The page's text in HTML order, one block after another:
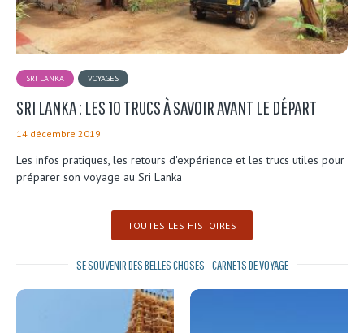
SRI LANKA VOYAGES
SRI LANKA : LES 10 TRUCS À SAVOIR AVANT LE DÉPART
14 décembre 2019
Les infos pratiques, les retours d'expérience et les trucs utiles pour
préparer son voyage au Sri Lanka
TOUTES LES HISTOIRES
SE SOUVENIR DES BELLES CHOSES - CARNETS DE VOYAGE